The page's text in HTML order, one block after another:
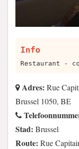
Info
Restaurant -
Adres: Rue
Brussel 1050, BE
Stad: Brussel
Route: Rue